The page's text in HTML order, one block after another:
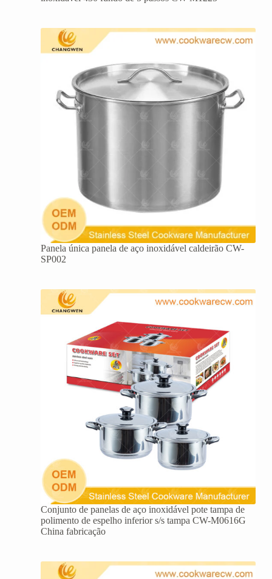
Panela única panela de aço inoxidável caldeirão CW-
SP002
Conjunto de panelas de aço inoxidável pote tampa de
polimento de espelho inferior s/s tampa CW-M0616G
China fabricação